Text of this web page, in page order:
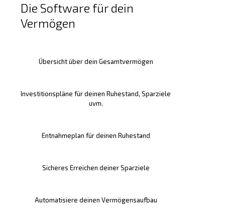
Die Software für dein
Vermögen
Übersicht über dein Gesamtvermögen
Investitionspläne für deinen Ruhestand, Sparziele
uvm.
Entnahmeplan für deinen Ruhestand
Sicheres Erreichen deiner Sparziele
Automatisiere deinen Vermögensaufbau